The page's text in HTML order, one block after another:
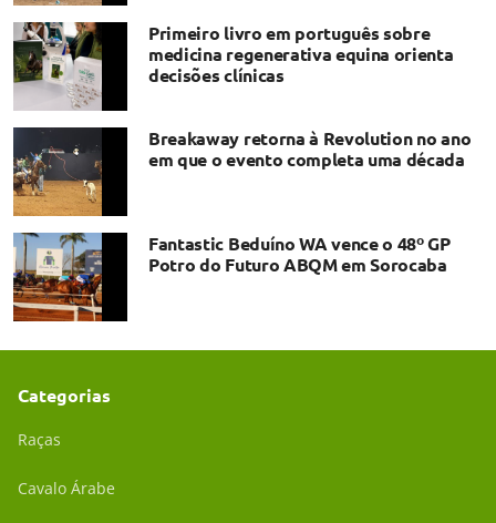
Primeiro livro em português sobre
medicina regenerativa equina orienta
decisões clínicas
Breakaway retorna à Revolution no ano
em que o evento completa uma década
Fantastic Beduíno WA vence o 48º GP
Potro do Futuro ABQM em Sorocaba
Categorias
Raças
Cavalo Árabe